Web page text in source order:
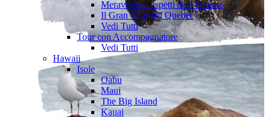
Meravigliosi aspetti dell' Ontario
Il Gran Tour del Quebec
Vedi Tutti
Tour con Accompagnatore
Vedi Tutti
Hawaii
Isole
Oahu
Maui
The Big Island
Kauai